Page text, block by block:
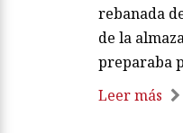
rebanada
de la
preparaba
Leer más